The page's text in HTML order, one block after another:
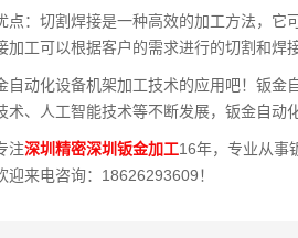
点：切割焊接是一种高效的加工方法，它
工可以根据客户的需求进行的切割和焊
自动化设备机架加工技术的应用吧！钣
、人工智能技术等不断发展，钣金自动
注深圳精密深圳钣金加工16年，专业从事
来电咨询：18626293609！